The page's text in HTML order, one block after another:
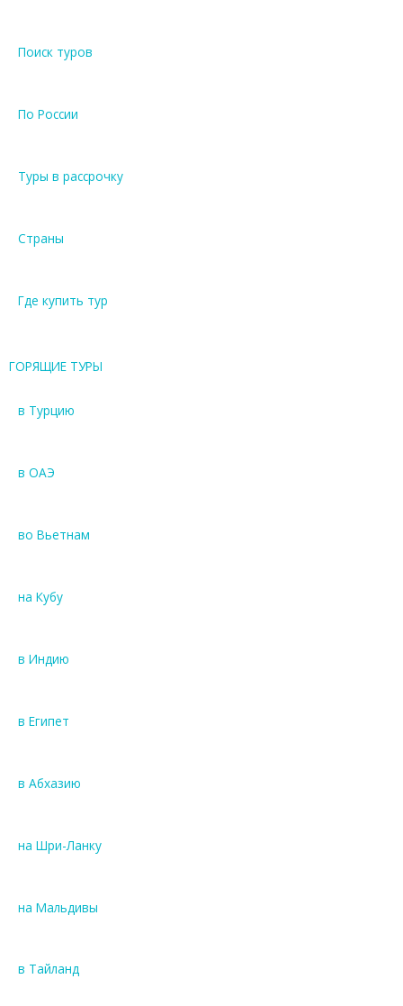
Поиск туров
По России
Туры в рассрочку
Страны
Где купить тур
ГОРЯЩИЕ ТУРЫ
в Турцию
в ОАЭ
во Вьетнам
на Кубу
в Индию
в Египет
в Абхазию
на Шри-Ланку
на Мальдивы
в Тайланд